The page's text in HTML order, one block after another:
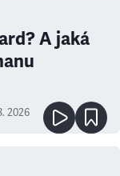
A jaká
2026